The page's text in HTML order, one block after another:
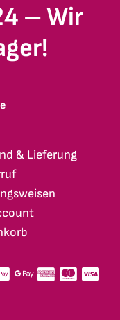
– Wir
& Lieferung